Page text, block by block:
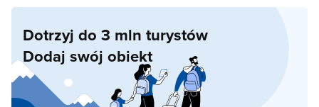
Dotrzyj do 3 mln turystów
Dodaj swój obiekt